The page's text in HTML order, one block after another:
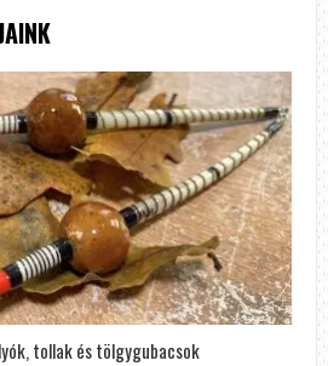
tollak és tölgygubacsok